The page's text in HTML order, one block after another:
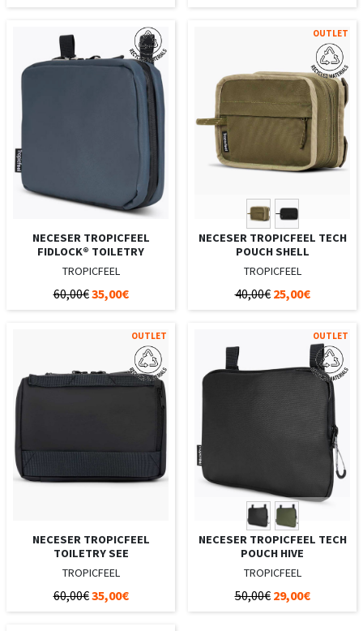
NECESER TROPICFEEL
FIDLOCK® TOILETRY
TROPICFEEL
60,00€35,00€
OUTLET
NECESER TROPICFEEL TECH
POUCH SHELL
TROPICFEEL
40,00€ 25,00€
OUTLET
NECESER TROPICFEEL
TOILETRY SEE
TROPICFEEL
60,00€35,00€
OUTLET
NECESER TROPICFEEL TECH
POUCH HIVE
TROPICFEEL
50,00€ 29,00€